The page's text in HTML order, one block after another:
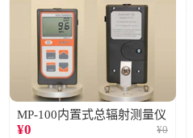
MP-100内置式总辐射测量仪
¥0 ¥0